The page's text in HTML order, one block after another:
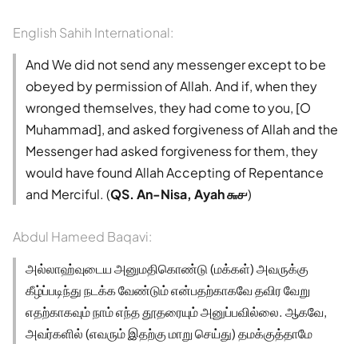
English Sahih International:
And We did not send any messenger except to be
obeyed by permission of Allah. And if, when they
wronged themselves, they had come to you, [O
Muhammad], and asked forgiveness of Allah and the
Messenger had asked forgiveness for them, they
would have found Allah Accepting of Repentance
and Merciful. (QS. An-Nisa, Ayah ௬௪)
Abdul Hameed Baqavi:
அல்லாஹ்வுடைய அனுமதிகொண்டு (மக்கள்) அவருக்கு
கீழ்ப்படிந்து நடக்க வேண்டும் என்பதற்காகவே தவிர வேறு
எதற்காகவும் நாம் எந்த தூதரையும் அனுப்பவில்லை. ஆகவே,
அவர்களில் (எவரும் இதற்கு மாறு செய்து) தமக்குத்தாமே